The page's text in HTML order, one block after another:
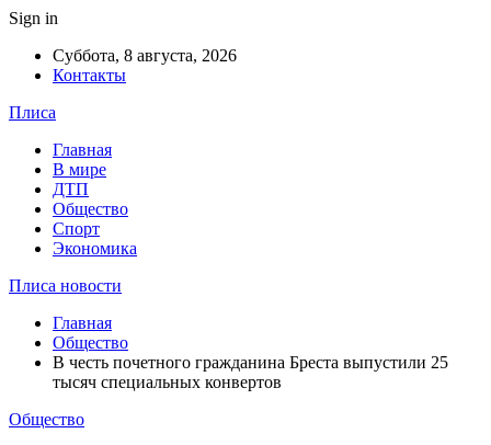
Sign in
Суббота, 8 августа, 2026
Контакты
Плиса
Главная
В мире
ДТП
Общество
Спорт
Экономика
Плиса новости
Главная
Общество
В честь почетного гражданина Бреста выпустили 25
тысяч специальных конвертов
Общество